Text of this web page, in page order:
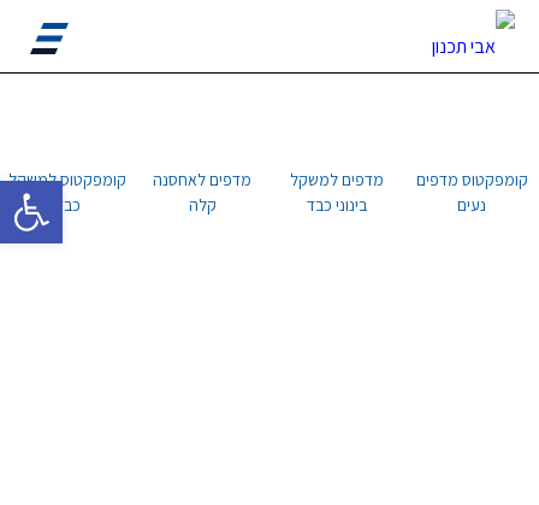
פתח
קומפקטוס מדפים
נעים
מדפים למשקל
בינוני כבד
מדפים לאחסנה
קלה
קומפקטוס למשקל
כבד